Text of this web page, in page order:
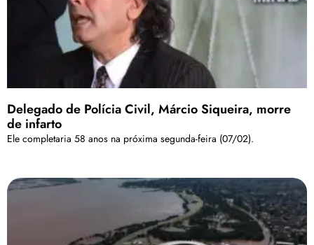
Delegado de Polícia Civil, Márcio Siqueira, morre
de infarto
Ele completaria 58 anos na próxima segunda-feira (07/02).